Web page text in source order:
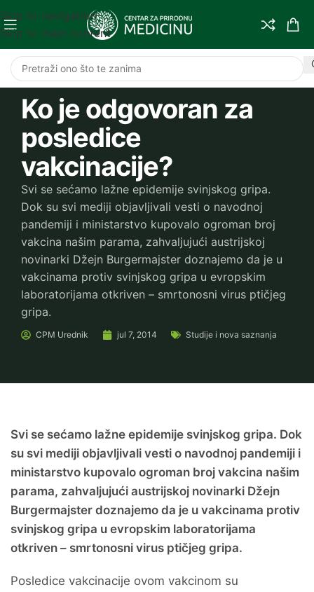
Skip to navigation
Skip to main content
Ko je odgovoran za
posledice
vakcinacije?
Svi se sećamo lažne epidemije svinjskog gripa.
Dok su svi mediji objavljivali vesti o navodnoj
pandemiji i ministarstvo kupovalo ogroman broj
vakcina našim parama, zahvaljujući austrijskoj
novinarki Džejn Burgermajster doznajemo da je u
vakcinama protiv svinjskog gripa u evropskim
laboratorijama otkriven – smrtonosni virus ptičjeg
gripa.
CPM Urednik jul 7, 2014 Studije i nova saznanja
Svi se sećamo lažne epidemije svinjskog gripa. Dok
su svi mediji objavljivali vesti o navodnoj pandemiji i
ministarstvo kupovalo ogroman broj vakcina našim
parama, zahvaljujući austrijskoj novinarki Džejn
Burgermajster doznajemo da je u vakcinama protiv
svinjskog gripa u evropskim laboratorijama
otkriven – smrtonosni virus ptičjeg gripa.
Posledice vakcinacije ovom vakcinom su